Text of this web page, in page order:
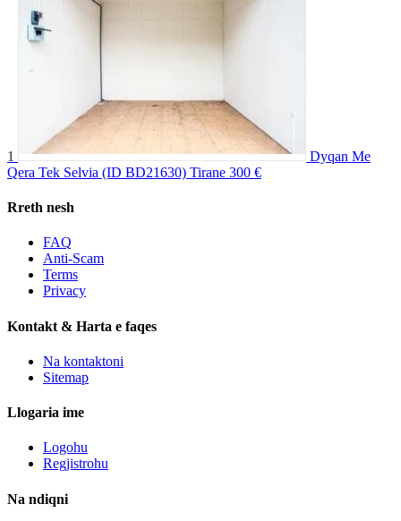
1
Dyqan Me
Qera Tek Selvia (ID BD21630) Tirane 300 €
Rreth nesh
FAQ
Anti-Scam
Terms
Privacy
Kontakt & Harta e faqes
Na kontaktoni
Sitemap
Llogaria ime
Logohu
Regjistrohu
Na ndiqni